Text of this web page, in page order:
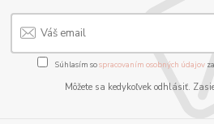
Súhlasím sospracovaním osobných údajov
Môžete sa kedykoľvek odhlásiť.